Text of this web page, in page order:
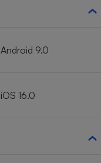
Android 9.0
iOS 16.0